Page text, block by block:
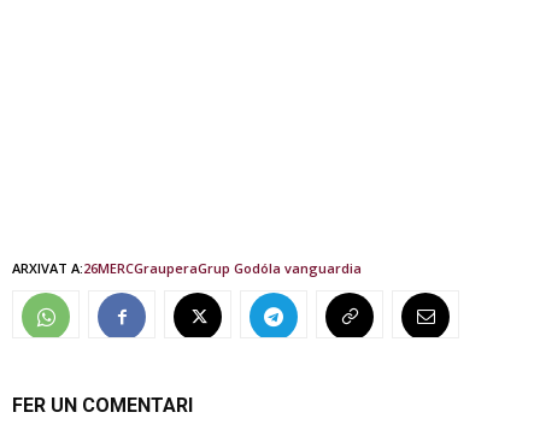
ARXIVAT A:26MERCGrauperaGrup Godóla vanguardia
FER UN COMENTARI